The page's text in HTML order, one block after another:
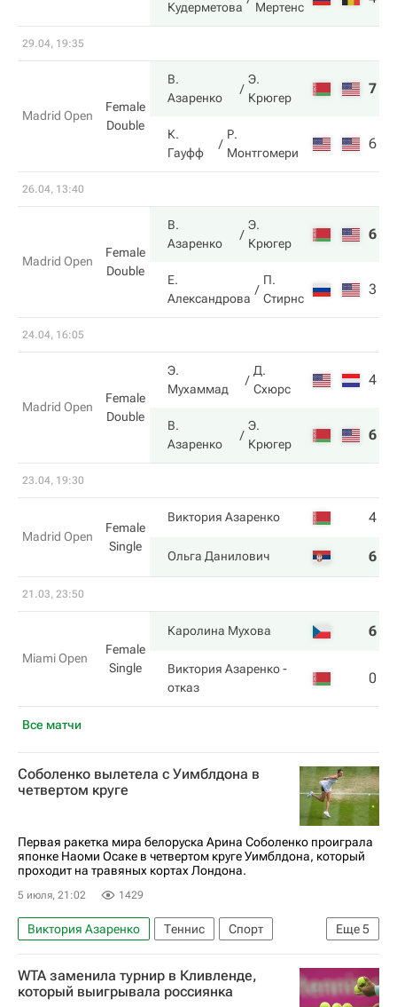
Все матчи
Кудерметова Мертенс
29.04, 19:35
Madrid Open
Female
Double
В.
Азаренко
Э.
Крюгер
7
К.
Гауфф
Р.
Монтгомери
6
26.04, 13:40
Madrid Open
Female
Double
В.
Азаренко
Э.
Крюгер
6
Е.
Александрова
П.
Стирнс
3
24.04, 16:05
Madrid Open
Female
Double
Э.
Мухаммад
Д.
Схюрс
4
В.
Азаренко
Э.
Крюгер
6
23.04, 19:30
Madrid Open
Female
Single
Виктория Азаренко 4
Ольга Данилович 6
21.03, 23:50
Miami Open
Female
Single
Каролина Мухова 6
Виктория Азаренко-
отказ
0
Соболенко вылетела с Уимблдона в
четвертом круге
Первая ракетка мира белоруска Арина Соболенко проиграла
японке Наоми Осаке в четвертом круге Уимблдона, который
проходит на травяных кортах Лондона.
5 июля, 21:02 1429
Еще5
Виктория Азаренко Теннис
Спорт
Лондон
Наоми Осака
Каролина Мухова
Арина Соболенко
Ролан Гаррос
WTA заменила турнир в Кливленде,
который выигрывала россиянка